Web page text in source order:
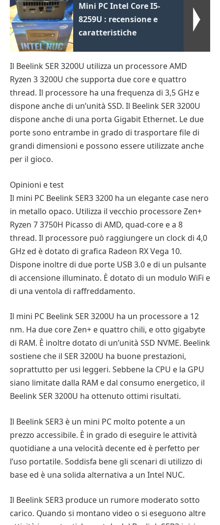
Mini PC Intel Core I5-
8259U : recensione e
caratteristiche
Il Beelink SER 3200U utilizza un processore AMD
Ryzen 3 3200U che supporta due core e quattro
thread. Il processore ha una frequenza di 3,5 GHz e
dispone anche di un’unità SSD. Il Beelink SER 3200U
dispone anche di una porta Gigabit Ethernet. Le due
porte sono entrambe in grado di trasportare file di
grandi dimensioni e possono essere utilizzate anche
per il gioco.
Opinioni e test
Il mini PC Beelink SER3 3200 ha un elegante case nero
in metallo opaco. Utilizza il vecchio processore Zen+
Ryzen 7 3750H Picasso di AMD, quad-core e a 8
thread. Il processore può raggiungere un clock di 4,0
GHz ed è dotato di grafica Radeon RX Vega 10.
Dispone inoltre di due porte USB 3.0 e di un pulsante
di accensione illuminato. È dotato di un modulo WiFi e
di una ventola di raffreddamento.
Il mini PC Beelink SER 3200U ha un processore a 12
nm. Ha due core Zen+ e quattro chili, e otto gigabyte
di RAM. È inoltre dotato di un’unità SSD NVME. Beelink
sostiene che il SER 3200U ha buone prestazioni,
soprattutto per usi leggeri. Sebbene la CPU e la GPU
siano limitate dalla RAM e dal consumo energetico, il
Beelink SER 3200U ha ottenuto ottimi risultati.
Il Beelink SER3 è un mini PC molto potente a un
prezzo accessibile. È in grado di eseguire le attività
quotidiane a una velocità decente ed è perfetto per
l’uso portatile. Soddisfa bene gli scenari di utilizzo di
base ed è una solida alternativa a un Intel NUC.
Il Beelink SER3 produce un rumore moderato sotto
carico. Quando si montano video o si eseguono altre